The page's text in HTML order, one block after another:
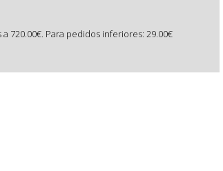
720.00€. Para pedidos inferiores: 29.00€